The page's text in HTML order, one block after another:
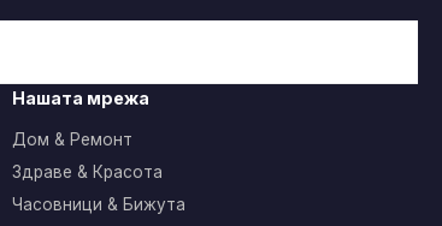
Нашата мрежа
Дом & Ремонт
Здраве & Красота
Часовници & Бижута